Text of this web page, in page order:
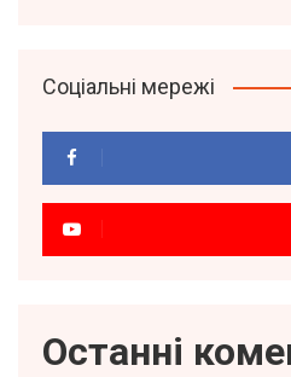
Соціальні мережі
Останні